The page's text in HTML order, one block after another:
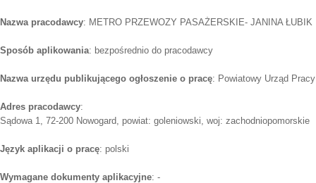
Nazwa pracodawcy: METRO PRZEWOZY PASAŻERSKIE- JANINA ŁUBIK
Sposób aplikowania: bezpośrednio do pracodawcy
Nazwa urzędu publikującego ogłoszenie o pracę: Powiatowy Urząd
Adres pracodawcy:
Sądowa 1, 72-200 Nowogard, powiat: goleniowski, woj: zachodniopomorskie
Język aplikacji o pracę: polski
Wymagane dokumenty aplikacyjne: -